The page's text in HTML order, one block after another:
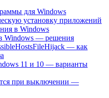
для Windows
установку приложений
в Windows
Windows — решения
— как
11 и 10 — варианты
при выключении —